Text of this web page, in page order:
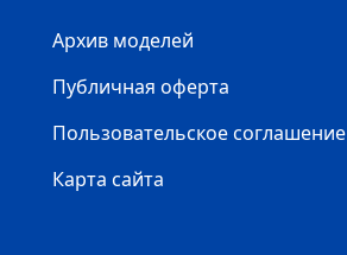
Архив моделей
Публичная оферта
Пользовательское соглашение
Карта сайта